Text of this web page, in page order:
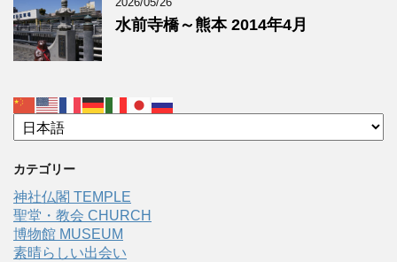
水前寺橋～熊本 2014年4月
カテゴリー
神社仏閣 TEMPLE
聖堂・教会 CHURCH
博物館 MUSEUM
素晴らしい出会い